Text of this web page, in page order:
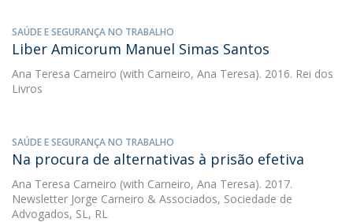
SAÚDE E SEGURANÇA NO TRABALHO
Liber Amicorum Manuel Simas Santos
Ana Teresa Carneiro (with Carneiro, Ana Teresa). 2016. Rei dos
Livros
SAÚDE E SEGURANÇA NO TRABALHO
Na procura de alternativas à prisão efetiva
Ana Teresa Carneiro (with Carneiro, Ana Teresa). 2017.
Newsletter Jorge Carneiro & Associados, Sociedade de
Advogados, SL, RL